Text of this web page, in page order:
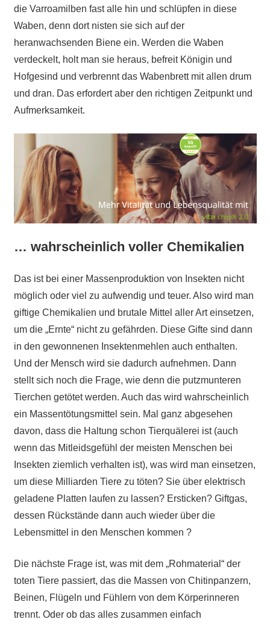
die Varroamilben fast alle hin und schlüpfen in diese
Waben, denn dort nisten sie sich auf der
heranwachsenden Biene ein. Werden die Waben
verdeckelt, holt man sie heraus, befreit Königin und
Hofgesind und verbrennt das Wabenbrett mit allen drum
und dran. Das erfordert aber den richtigen Zeitpunkt und
Aufmerksamkeit.
… wahrscheinlich voller Chemikalien
Das ist bei einer Massenproduktion von Insekten nicht
möglich oder viel zu aufwendig und teuer. Also wird man
giftige Chemikalien und brutale Mittel aller Art einsetzen,
um die „Ernte“ nicht zu gefährden. Diese Gifte sind dann
in den gewonnenen Insektenmehlen auch enthalten.
Und der Mensch wird sie dadurch aufnehmen. Dann
stellt sich noch die Frage, wie denn die putzmunteren
Tierchen getötet werden. Auch das wird wahrscheinlich
ein Massentötungsmittel sein. Mal ganz abgesehen
davon, dass die Haltung schon Tierquälerei ist (auch
wenn das Mitleidsgefühl der meisten Menschen bei
Insekten ziemlich verhalten ist), was wird man einsetzen,
um diese Milliarden Tiere zu töten? Sie über elektrisch
geladene Platten laufen zu lassen? Ersticken? Giftgas,
dessen Rückstände dann auch wieder über die
Lebensmittel in den Menschen kommen ?
Die nächste Frage ist, was mit dem „Rohmaterial“ der
toten Tiere passiert, das die Massen von Chitinpanzern,
Beinen, Flügeln und Fühlern von dem Körperinneren
trennt. Oder ob das alles zusammen einfach